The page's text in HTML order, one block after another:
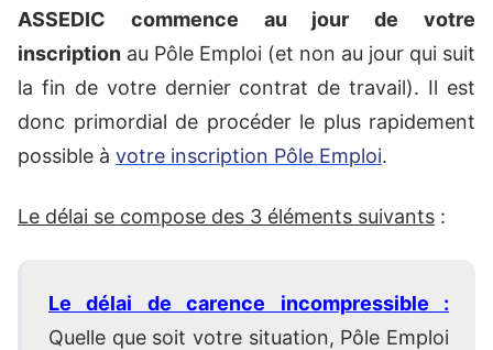
ASSEDIC commence au jour de votre
inscription au Pôle Emploi (et non au jour qui suit
la fin de votre dernier contrat de travail). Il est
donc primordial de procéder le plus rapidement
possible à votre inscription Pôle Emploi.
Le délai se compose des 3 éléments suivants :
Le délai de carence incompressible :
Quelle que soit votre situation, Pôle Emploi